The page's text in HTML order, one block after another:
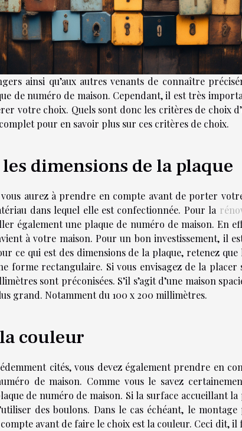
ainsi qu’aux autres venants de connaître
de numéro de maison. Cependant, il est très
votre choix. Quels sont donc les critères de choix
pour en savoir plus sur ces critères de choix.
dimensions de la plaque
aurez à prendre en compte avant de porter
dans lequel elle est confectionnée. Pour la
également une plaque de numéro de maison. En
à votre maison. Pour un bon investissement, il
ce qui est des dimensions de la plaque, retenez
forme rectangulaire. Si vous envisagez de la placer
sont préconisées. S’il s’agit d’une maison
grand. Notamment du 100 x 200 millimètres.
couleur
cités, vous devez également prendre en
de maison. Comme vous le savez
de numéro de maison. Si la surface accueillant la
des boulons. Dans le cas échéant, le
avant de faire le choix est la couleur. Ceci dit,